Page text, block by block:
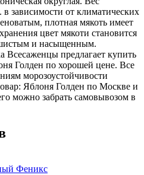
в зависимости от климатических
плотная мякоть имеет
цвет мякоти становится
и насыщенным.
Всесаженцы предлагает купить
Голден по хорошей цене. Все
морозоустойчивости
Яблоня Голден по Москве и
можно забрать самовывозом в
Феникс